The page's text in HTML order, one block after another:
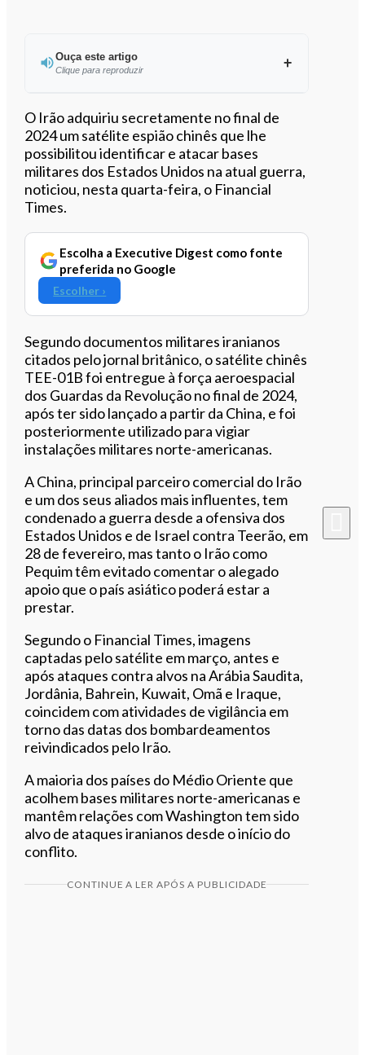
Ouça este artigo
Clique para reproduzir
0:00/
O Irão adquiriu secretamente no final de
2024 um satélite espião chinês que lhe
possibilitou identificar e atacar bases
militares dos Estados Unidos na atual guerra,
noticiou, nesta quarta-feira, o Financial
Times.
Escolha a Executive Digest como fonte
preferida no Google
Escolher ›
Segundo documentos militares iranianos
citados pelo jornal britânico, o satélite chinês
TEE-01B foi entregue à força aeroespacial
dos Guardas da Revolução no final de 2024,
após ter sido lançado a partir da China, e foi
posteriormente utilizado para vigiar
instalações militares norte-americanas.
A China, principal parceiro comercial do Irão
e um dos seus aliados mais influentes, tem
condenado a guerra desde a ofensiva dos
Estados Unidos e de Israel contra Teerão, em
28 de fevereiro, mas tanto o Irão como
Pequim têm evitado comentar o alegado
apoio que o país asiático poderá estar a
prestar.
Segundo o Financial Times, imagens
captadas pelo satélite em março, antes e
após ataques contra alvos na Arábia Saudita,
Jordânia, Bahrein, Kuwait, Omã e Iraque,
coincidem com atividades de vigilância em
torno das datas dos bombardeamentos
reivindicados pelo Irão.
A maioria dos países do Médio Oriente que
acolhem bases militares norte-americanas e
mantêm relações com Washington tem sido
alvo de ataques iranianos desde o início do
conflito.
CONTINUE A LER APÓS A PUBLICIDADE